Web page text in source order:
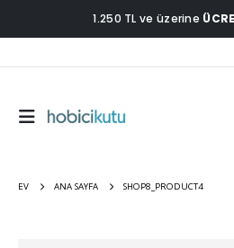
1.250 TL ve üzerine
EV ANA SAYFA SHOP8_PRODUCT4